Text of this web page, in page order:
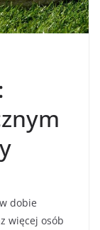
dobie
więcej osób